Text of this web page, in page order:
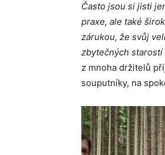
Často jsou si jisti
praxe, ale také
zárukou, že svůj
zbytečných
z mnoha držitelů
souputníky, na